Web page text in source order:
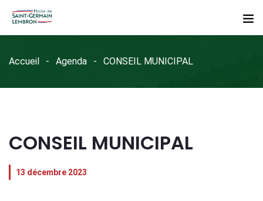
Accueil Agenda CONSEIL MUNICIPAL
CONSEIL MUNICIPAL
13 décembre 2023